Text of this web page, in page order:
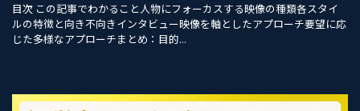
目次 この記事でわかること人物にフォーカスする映像の種類各スタイ
ルの特徴と向き不向きインタビュー映像を軸としたアプローチ要望に応
じた多様なアプローチまとめ：目的...